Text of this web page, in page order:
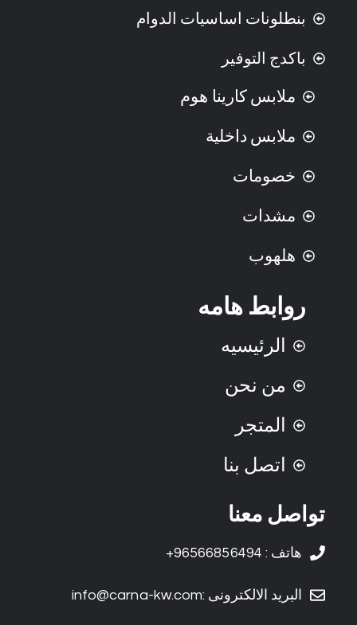
بنطلونات اساسيات الدوام
باكدج التوفير
ملابس كارينا هوم
ملابس داخلية
خصومات
مشدات
هلهوب
روابط هامه
الرئيسيه
من نحن
المتجر
اتصل بنا
تواصل معنا
هاتف : 96566856494+
البريد الالكترونى :info@carna-kw.com